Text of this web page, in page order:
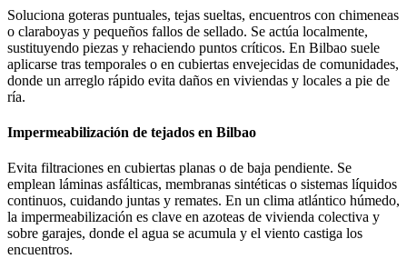
Soluciona goteras puntuales, tejas sueltas, encuentros con chimeneas
o claraboyas y pequeños fallos de sellado. Se actúa localmente,
sustituyendo piezas y rehaciendo puntos críticos. En Bilbao suele
aplicarse tras temporales o en cubiertas envejecidas de comunidades,
donde un arreglo rápido evita daños en viviendas y locales a pie de
ría.
Impermeabilización de tejados en Bilbao
Evita filtraciones en cubiertas planas o de baja pendiente. Se
emplean láminas asfálticas, membranas sintéticas o sistemas líquidos
continuos, cuidando juntas y remates. En un clima atlántico húmedo,
la impermeabilización es clave en azoteas de vivienda colectiva y
sobre garajes, donde el agua se acumula y el viento castiga los
encuentros.